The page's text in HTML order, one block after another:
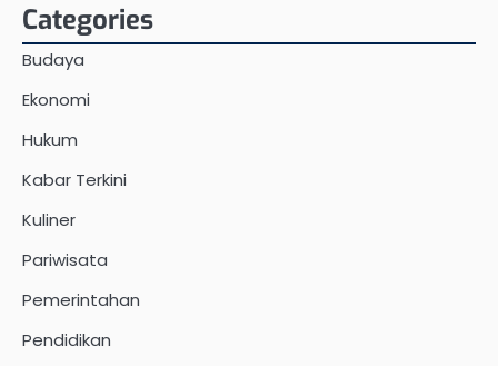
Categories
Budaya
Ekonomi
Hukum
Kabar Terkini
Kuliner
Pariwisata
Pemerintahan
Pendidikan